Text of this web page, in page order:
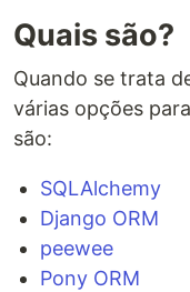
Quais são?
Quando se trata
várias opções
são:
SQLAlchemy
Django ORM
peewee
Pony ORM